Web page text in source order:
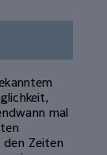
mal
den Zeiten